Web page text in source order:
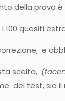
della prova è
quesiti
e
scelta,
dei test, sia il